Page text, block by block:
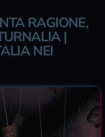
RAGIONE,
|
NEI